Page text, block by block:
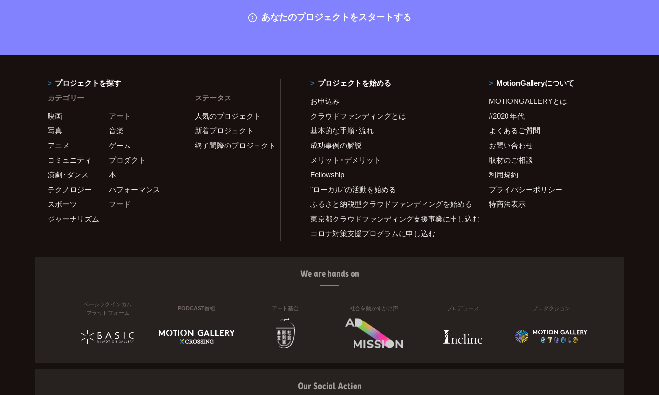
あなたのプロジェクトをスタートする
プロジェクトを探す
カテゴリー
映画
アート
写真
音楽
アニメ
ゲーム
コミュニティ
プロダクト
演劇・ダンス
本
テクノロジー
パフォーマンス
スポーツ
フード
ジャーナリズム
ステータス
人気のプロジェクト
新着プロジェクト
終了間際のプロジェクト
プロジェクトを始める
お申込み
クラウドファンディングとは
基本的な手順・流れ
成功事例の解説
メリット・デメリット
Fellowship
"ローカル"の活動を始める
ふるさと納税型クラウドファンディングを始める
東京都クラウドファンディング支援事業に申し込む
コロナ対策支援プログラムに申し込む
MotionGalleryについて
MOTIONGALLERYとは
#2020 年代
よくあるご質問
お問い合わせ
取材のご相談
利用規約
プライバシーポリシー
特商法表示
We are hands on
ベーシックインカム
プラットフォーム
PODCAST番組 アート基金 社会を動かすかけ声 プロデュース プロダクション
Our Social Action